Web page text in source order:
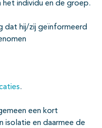
het individu en de groep.
dat hij/zij geïnformeerd
.
een kort
isolatie en daarmee de